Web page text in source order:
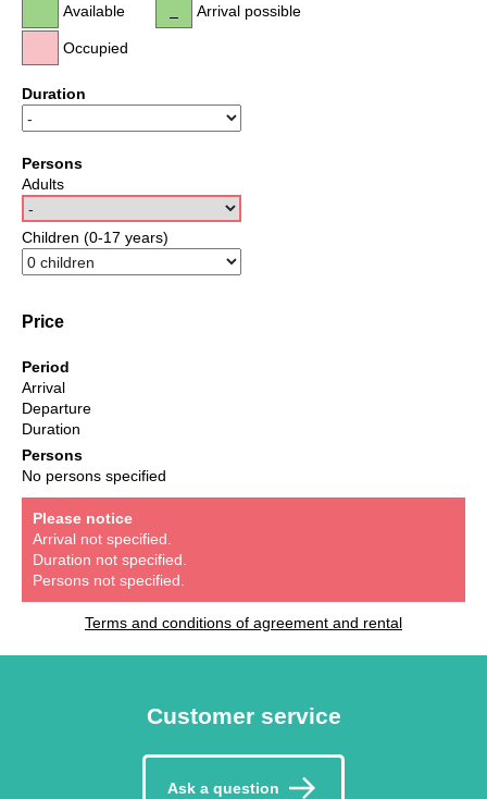
Available
Occupied
Arrival possible
Duration
Persons
Adults
Children (0-17 years)
Price
Period
Arrival
Departure
Duration
Persons
No persons specified
Please notice
Arrival not specified.
Duration not specified.
Persons not specified.
Terms and conditions of agreement and rental
Customer service
Ask a question